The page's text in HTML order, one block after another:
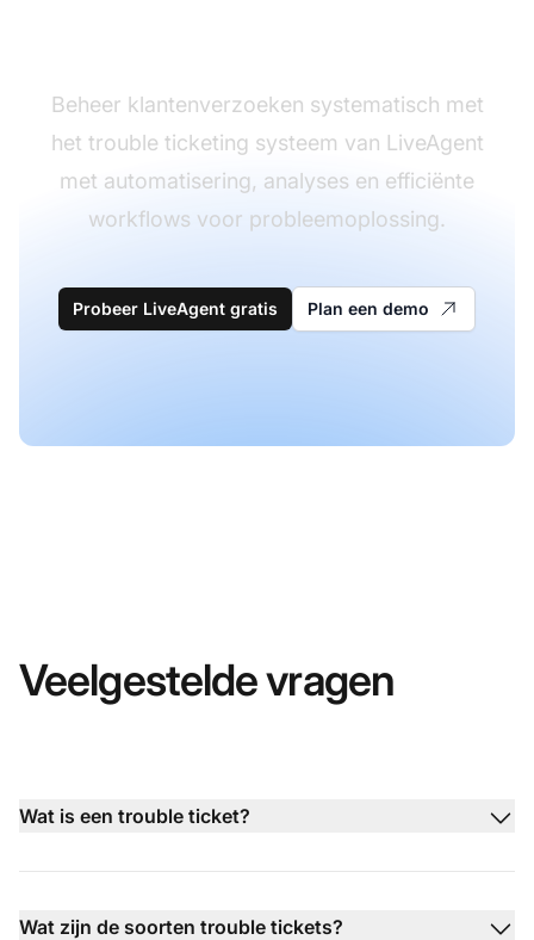
Beheer klantenverzoeken systematisch met
het trouble ticketing systeem van LiveAgent
met automatisering, analyses en efficiënte
workflows voor probleemoplossing.
Probeer LiveAgent gratis Plan een demo
Veelgestelde vragen
Wat is een trouble ticket?
Wat zijn de soorten trouble tickets?